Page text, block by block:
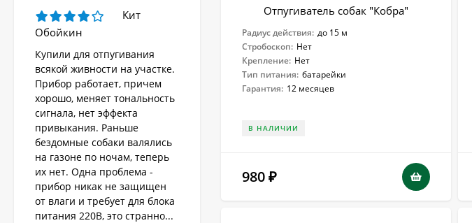
Отпугиватель собак "Кобра"
Радиус действия: до 15 м
Стробоскоп: Нет
Крепление: Нет
Тип питания: батарейки
Гарантия: 12 месяцев
В НАЛИЧИИ
980 ₽
Кит
Обойкин
Купили для отпугивания
всякой живности на участке.
Прибор работает, причем
хорошо, меняет тональность
сигнала, нет эффекта
привыкания. Раньше
бездомные собаки валялись
на газоне по ночам, теперь
их нет. Одна проблема -
прибор никак не защищен
от влаги и требует для блока
питания 220В, это странно...
Стационарный
отпугиватель
животных «AR-2403
Solar»
4 570₽